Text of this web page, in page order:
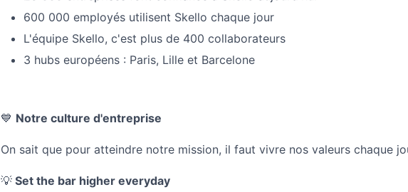
600 000 employés utilisent Skello chaque jour
L'équipe Skello, c'est plus de 400 collaborateurs
3 hubs européens : Paris, Lille et Barcelone
💙 Notre culture d'entreprise
On sait que pour atteindre notre mission, il faut vivre nos valeurs chaque
💡 Set the bar higher everyday